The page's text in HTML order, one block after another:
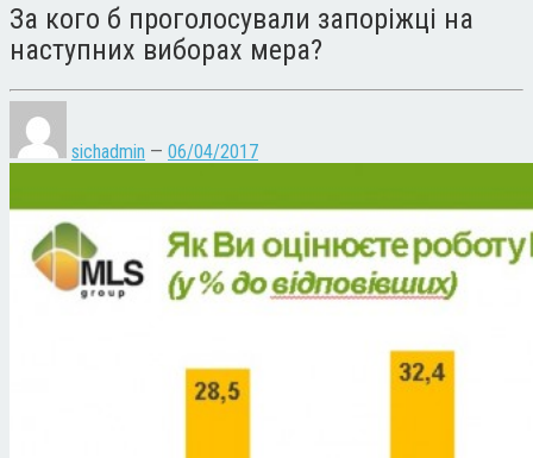
За кого б проголосували запоріжці на
наступних виборах мера?
sichadmin — 06/04/2017